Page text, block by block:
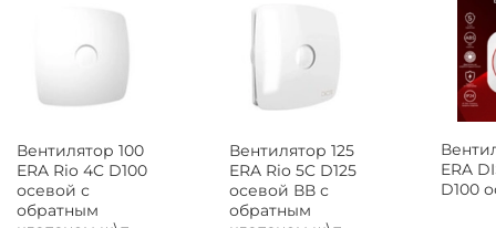
Вентилятор 100
ERA Rio 4C D100
осевой с
обратным
Вентилятор 125
ERA Rio 5C D125
осевой ВВ с
обратным
ERA
D100